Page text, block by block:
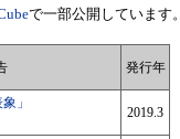
で一部公開しています。
発行年
」
2019.3